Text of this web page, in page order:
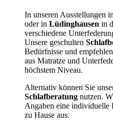
In unseren Ausstellungen in
oder in Lüdinghausen in
verschiedene
Unsere geschulten
Bedürfnisse und
aus Matratze und
höchstem Niveau.
Alternativ können Sie
Schlafberatung nutzen.
Angaben eine individuelle
zu Hause aus.